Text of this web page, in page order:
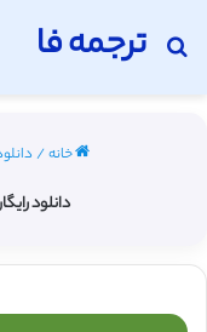
ترجمه فا
جستجو برای
خانه/
دانلود